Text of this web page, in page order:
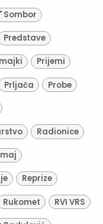
Sombor
Predstave
Prijemi
Prljača Probe
Radionice
Reprize
Rukomet RVI VRS